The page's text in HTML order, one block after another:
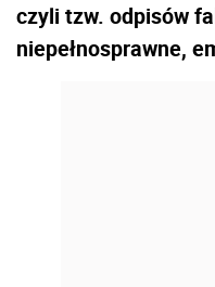
czyli tzw. odpisów
niepełnosprawne,